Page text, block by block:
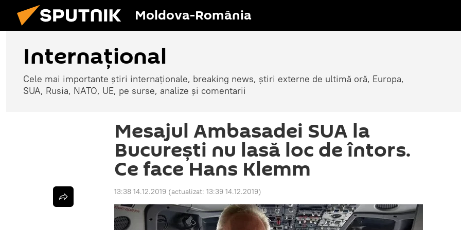
Moldova-România
Internaţional
Cele mai importante știri internaționale, breaking news, știri externe de ultimă oră, Europa,
SUA, Rusia, NATO, UE, pe surse, analize și comentarii
Mesajul Ambasadei SUA la
București nu lasă loc de întors.
Ce face Hans Klemm
13:38 14.12.2019 (actualizat: 13:39 14.12.2019)